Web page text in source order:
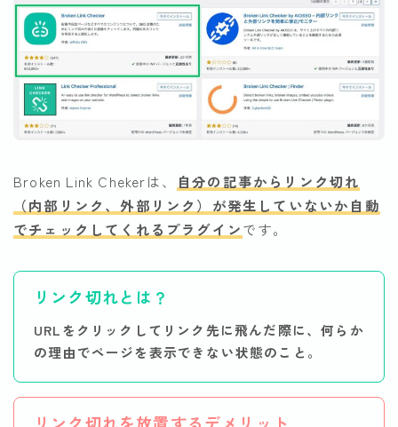
Broken Link Chekerは、
自分の記事からリンク切れ
（内部リンク、外部リンク）が発生していないか自動
でチェックしてくれるプラグインです。
リンク切れとは ？
URLをクリックしてリンク先に飛んだ際に、何らか
の理由でページを表示できない状態のこと。